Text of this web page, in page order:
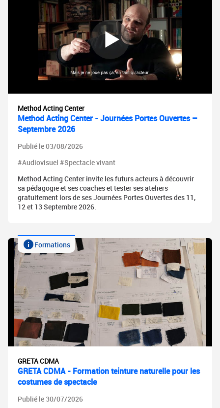
Method Acting Center
Method Acting Center - Journées Portes Ouvertes –
Septembre 2026
Publié le 03/08/2026
#Audiovisuel #Spectacle vivant
Method Acting Center invite les futurs acteurs à découvrir
sa pédagogie et ses coaches et tester ses ateliers
gratuitement lors de ses Journées Portes Ouvertes des 11,
12 et 13 Septembre 2026.
Formations
GRETA CDMA
GRETA CDMA - Formation teinture naturelle pour les
costumes de spectacle
Publié le 30/07/2026